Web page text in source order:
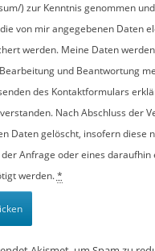
) zur Kenntnis genommen
von mir angegebenen Daten
werden. Meine Daten
und Beantwortung
des Kontaktformulars
Nach Abschluss der
Daten gelöscht, insofern diese
Anfrage oder eines daraufhin
werden.*